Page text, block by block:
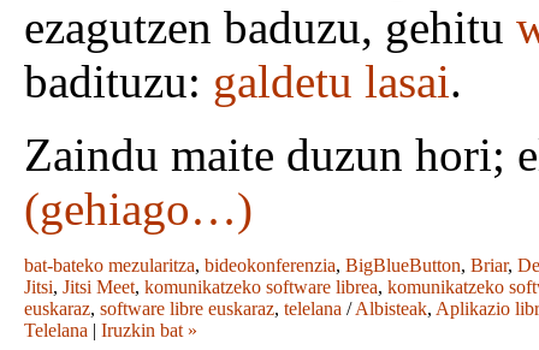
ezagutzen baduzu, gehitu
badituzu: galdetu lasai.
Zaindu maite duzun hori;
(gehiago…)
bat-bateko mezularitza, bideokonferenzia, BigBlueButton, Briar,
Jitsi, Jitsi Meet, komunikatzeko software librea, komunikatzeko
euskaraz, software libre euskaraz, telelana /Albisteak, Aplikazio
Telelana | Iruzkin bat »